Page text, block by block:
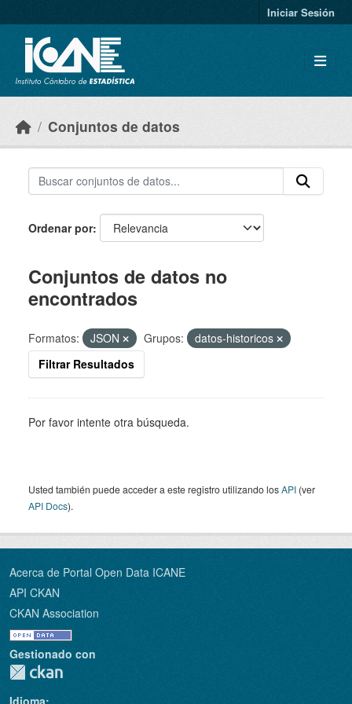
Iniciar Sesión
Conjuntos de datos
Ordenar por
Conjuntos de datos no
encontrados
Formatos: JSON Grupos:
datos-historicos
Filtrar Resultados
Por favor intente otra búsqueda.
Usted también puede acceder a este registro utilizando losAPI (ver
API Docs).
Acerca de Portal Open Data ICANE
API CKAN
CKAN Association
Gestionado con
Idioma